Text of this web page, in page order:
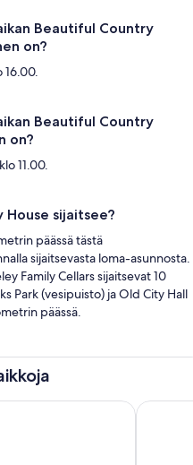
Beautiful Country
on?
16.00.
Beautiful Country
on?
11.00.
sijaitsee?
päässä tästä
sijaitsevasta loma-asunnosta.
Family Cellars sijaitsevat 10
Park (vesipuisto) ja Old City Hall
päässä.
Mtn